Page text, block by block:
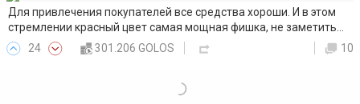
Для привлечения покупателей все средства хороши. И в этом
стремлении красный цвет самая мощная фишка, не заметить…
24
301.206 GOLOS 10